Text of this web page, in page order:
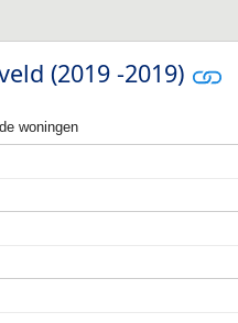
(2019 -2019)
woningen